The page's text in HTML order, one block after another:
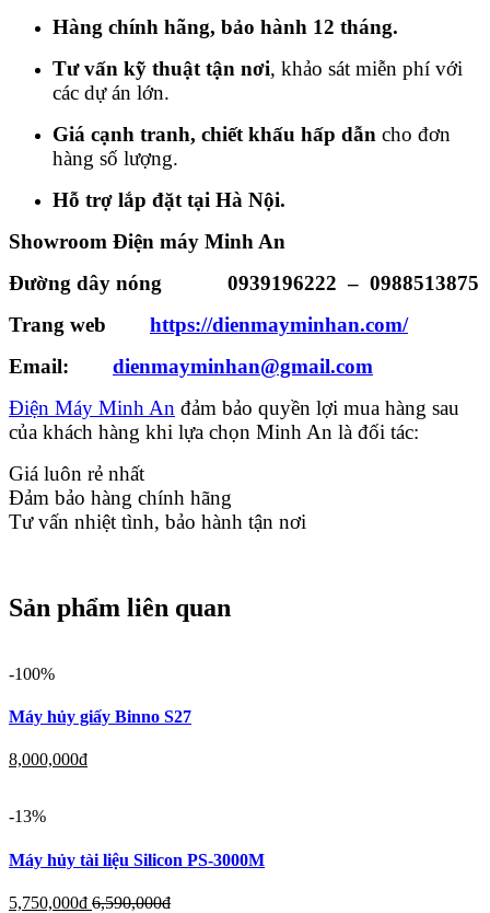
Hàng chính hãng, bảo hành 12 tháng.
Tư vấn kỹ thuật tận nơi, khảo sát miễn phí với
các dự án lớn.
Giá cạnh tranh, chiết khấu hấp dẫn cho đơn
hàng số lượng.
Hỗ trợ lắp đặt tại Hà Nội.
Showroom Điện máy Minh An
Đường dây nóng 0939196222 – 0988513875
Trang web https://dienmayminhan.com/
Email: dienmayminhan@gmail.com
Điện Máy Minh An đảm bảo quyền lợi mua hàng sau
của khách hàng khi lựa chọn Minh An là đối tác:
Giá luôn rẻ nhất
Đảm bảo hàng chính hãng
Tư vấn nhiệt tình, bảo hành tận nơi
Sản phẩm liên quan
-100%
Máy hủy giấy Binno S27
8,000,000đ
-13%
Máy hủy tài liệu Silicon PS-3000M
5,750,000đ 6,590,000đ